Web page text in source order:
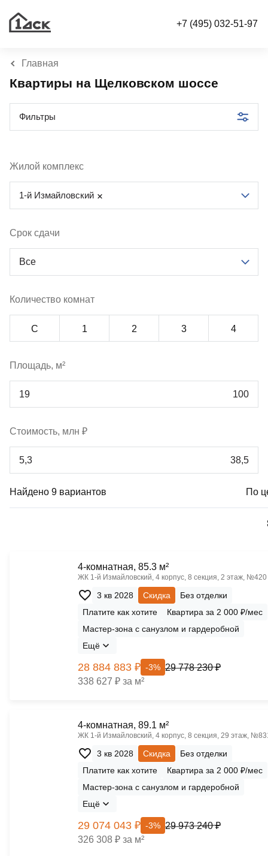
+7 (495) 032-51-97
Главная
Квартиры на Щелковском шоссе
Фильтры
Жилой комплекс
1-й Измайловский
Срок сдачи
Все
Количество комнат
С 1 2 3 4
Площадь, м²
Стоимость, млн ₽
Найдено 9 вариантов По
4-комнатная, 85.3 м²
ЖК 1‑й Измайловский, 4 корпус, 8 секция, 2 этаж, №420
3 кв 2028 Скидка
Без отделки
Платите как хотите
Квартира за 2 000 ₽/мес
Мастер-зона с санузлом и гардеробной
Ещё
28 884 883 ₽ -3% 29 778 230 ₽
338 627 ₽ за м²
4-комнатная, 89.1 м²
ЖК 1‑й Измайловский, 4 корпус, 8 секция, 29 этаж,
3 кв 2028 Скидка
Без отделки
Платите как хотите
Квартира за 2 000 ₽/мес
Мастер-зона с санузлом и гардеробной
Ещё
29 074 043 ₽ -3% 29 973 240 ₽
326 308 ₽ за м²